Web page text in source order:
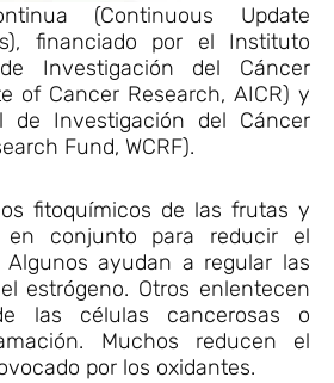
(Continuous Update
financiado por el Instituto
Investigación del Cáncer
of Cancer Research, AICR) y
de Investigación del Cáncer
Fund, WCRF).
fitoquímicos de las frutas y
en conjunto para reducir el
Algunos ayudan a regular las
estrógeno. Otros enlentecen
las células cancerosas o
Muchos reducen el
por los oxidantes.